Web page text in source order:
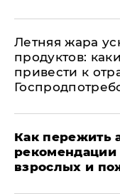
Летняя жара
продуктов:
привести к
Как пережить
рекомендации
взрослых и